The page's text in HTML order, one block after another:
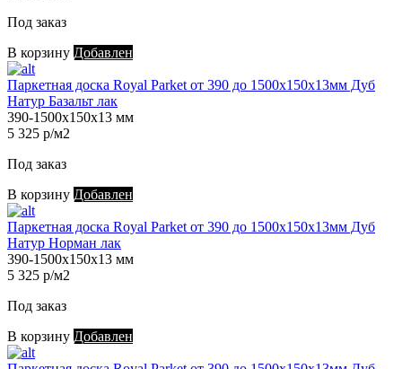
Под заказ
В корзину Добавлен
Паркетная доска Royal Parket от 390 до 1500х150х13мм Дуб
Натур Базальт лак
390-1500х150х13 мм
5 325 р/м2
Под заказ
В корзину Добавлен
Паркетная доска Royal Parket от 390 до 1500х150х13мм Дуб
Натур Норман лак
390-1500х150х13 мм
5 325 р/м2
Под заказ
В корзину Добавлен